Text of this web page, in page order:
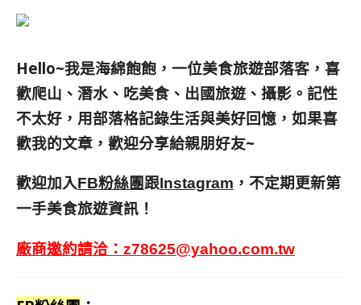
Hello~我是海綿飽飽，一位美食旅遊部落客， 喜
歡爬山、潛水、吃美食、出國旅遊、攝影。 記性
不太好，用部落格記錄生活與美好回憶， 如果喜
歡我的文章，歡迎分享給親朋好友~
歡迎加入FB粉絲團跟Instagram ，不定期更新第
一手美食旅遊資訊！
廠商邀約請洽： z78625@yahoo.com.tw